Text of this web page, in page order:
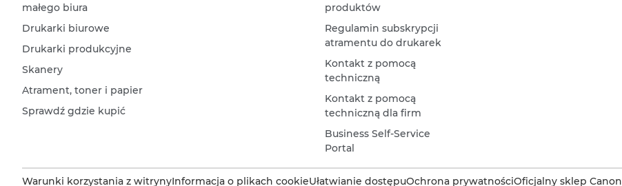
małego biura
Drukarki biurowe
Drukarki produkcyjne
Skanery
Atrament, toner i papier
Sprawdź gdzie kupić
produktów
Regulamin subskrypcji
atramentu do drukarek
Kontakt z pomocą
techniczną
Kontakt z pomocą
techniczną dla firm
Business Self-Service
Portal
Warunki korzystania z witrynyInformacja o plikach cookieUłatwianie dostępuOchrona prywatnościOficjalny sklep Canon